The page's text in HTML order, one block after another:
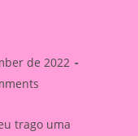
de 2022
trago uma